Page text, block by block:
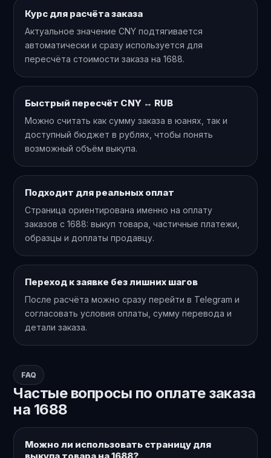
Курс для расчёта заказа
Актуальное значение CNY подтягивается
автоматически и сразу используется для
пересчёта стоимости заказа на 1688.
Быстрый пересчёт CNY ↔ RUB
Можно считать как сумму заказа в юанях, так и
доступный бюджет в рублях, чтобы понять
возможный объём выкупа.
Подходит для реальных оплат
Страница ориентирована именно на оплату
заказов с 1688: выкуп товара, частичные платежи,
образцы и доплаты продавцу.
Переход к заявке без лишних шагов
После расчёта можно сразу перейти в Telegram и
согласовать условия оплаты, сумму перевода и
детали заказа.
FAQ
Частые вопросы по оплате заказа
на 1688
Можно ли использовать страницу для